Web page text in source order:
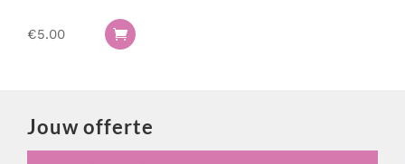
€5.00 
Jouw offerte